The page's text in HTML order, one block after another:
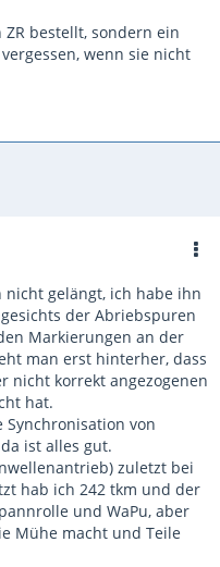
bestellt, sondern ein
wenn sie nicht
gelängt, ich habe ihn
der Abriebspuren
Markierungen an der
man erst hinterher, dass
nicht korrekt angezogenen
hat.
von
ist alles gut.
zuletzt bei
hab ich 242 tkm und der
und WaPu, aber
Mühe macht und Teile